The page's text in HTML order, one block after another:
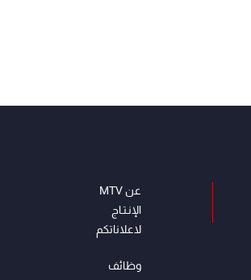
عن MTV
الإنـتـاج
لاعلاناتكم
وظائف